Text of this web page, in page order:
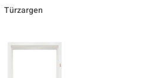
Türzargen